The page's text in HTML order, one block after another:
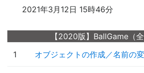
2021年3月12日 15時46分
【2020版】BallGame（全
1
オブジェクトの作成／名前の